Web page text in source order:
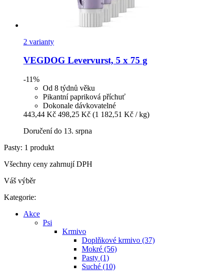
2 varianty
VEGDOG Levervurst, 5 x 75 g
-11%
Od 8 týdnů věku
Pikantní papriková příchuť
Dokonale dávkovatelné
443,44 Kč 498,25 Kč (1 182,51 Kč / kg)
Doručení do 13. srpna
Pasty: 1 produkt
Všechny ceny zahrnují DPH
Váš výběr
Kategorie:
Akce
Psi
Krmivo
Doplňkové krmivo (37)
Mokré (56)
Pasty (1)
Suché (10)